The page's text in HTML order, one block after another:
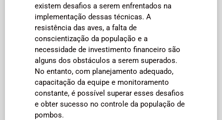
existem desafios a serem enfrentados na
implementação dessas técnicas. A
resistência das aves, a falta de
conscientização da população e a
necessidade de investimento financeiro são
alguns dos obstáculos a serem superados.
No entanto, com planejamento adequado,
capacitação da equipe e monitoramento
constante, é possível superar esses desafios
e obter sucesso no controle da população de
pombos.